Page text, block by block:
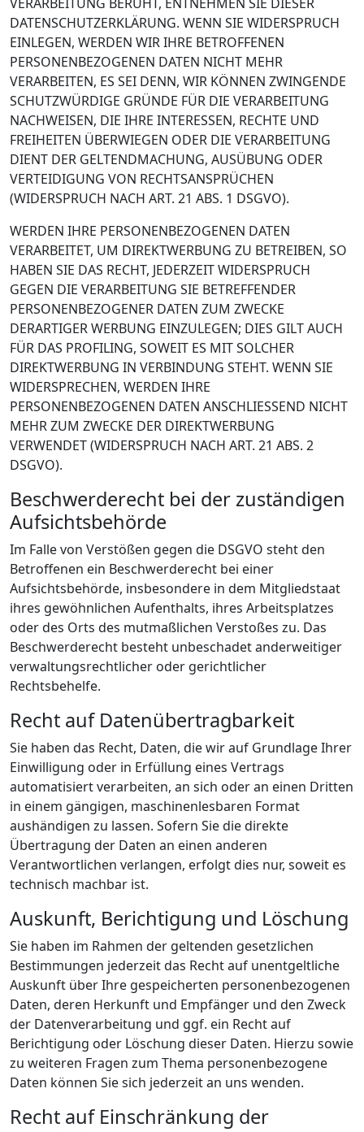
DATENSCHUTZERKLÄRUNG. WENN SIE WIDERSPRUCH
EINLEGEN, WERDEN WIR IHRE BETROFFENEN
PERSONENBEZOGENEN DATEN NICHT MEHR
VERARBEITEN, ES SEI DENN, WIR KÖNNEN ZWINGENDE
SCHUTZWÜRDIGE GRÜNDE FÜR DIE VERARBEITUNG
NACHWEISEN, DIE IHRE INTERESSEN, RECHTE UND
FREIHEITEN ÜBERWIEGEN ODER DIE VERARBEITUNG
DIENT DER GELTENDMACHUNG, AUSÜBUNG ODER
VERTEIDIGUNG VON RECHTSANSPRÜCHEN
(WIDERSPRUCH NACH ART. 21 ABS. 1 DSGVO).
WERDEN IHRE PERSONENBEZOGENEN DATEN
VERARBEITET, UM DIREKTWERBUNG ZU BETREIBEN, SO
HABEN SIE DAS RECHT, JEDERZEIT WIDERSPRUCH
GEGEN DIE VERARBEITUNG SIE BETREFFENDER
PERSONENBEZOGENER DATEN ZUM ZWECKE
DERARTIGER WERBUNG EINZULEGEN; DIES GILT AUCH
FÜR DAS PROFILING, SOWEIT ES MIT SOLCHER
DIREKTWERBUNG IN VERBINDUNG STEHT. WENN SIE
WIDERSPRECHEN, WERDEN IHRE
PERSONENBEZOGENEN DATEN ANSCHLIESSEND NICHT
MEHR ZUM ZWECKE DER DIREKTWERBUNG
VERWENDET (WIDERSPRUCH NACH ART. 21 ABS. 2
DSGVO).
Beschwerde­recht bei der zuständigen
Aufsichts­behörde
Im Falle von Verstößen gegen die DSGVO steht den
Betroffenen ein Beschwerderecht bei einer
Aufsichtsbehörde, insbesondere in dem Mitgliedstaat
ihres gewöhnlichen Aufenthalts, ihres Arbeitsplatzes
oder des Orts des mutmaßlichen Verstoßes zu. Das
Beschwerderecht besteht unbeschadet anderweitiger
verwaltungsrechtlicher oder gerichtlicher
Rechtsbehelfe.
Recht auf Daten­übertrag­barkeit
Sie haben das Recht, Daten, die wir auf Grundlage Ihrer
Einwilligung oder in Erfüllung eines Vertrags
automatisiert verarbeiten, an sich oder an einen Dritten
in einem gängigen, maschinenlesbaren Format
aushändigen zu lassen. Sofern Sie die direkte
Übertragung der Daten an einen anderen
Verantwortlichen verlangen, erfolgt dies nur, soweit es
technisch machbar ist.
Auskunft, Berichtigung und Löschung
Sie haben im Rahmen der geltenden gesetzlichen
Bestimmungen jederzeit das Recht auf unentgeltliche
Auskunft über Ihre gespeicherten personenbezogenen
Daten, deren Herkunft und Empfänger und den Zweck
der Datenverarbeitung und ggf. ein Recht auf
Berichtigung oder Löschung dieser Daten. Hierzu sowie
zu weiteren Fragen zum Thema personenbezogene
Daten können Sie sich jederzeit an uns wenden.
Recht auf Einschränkung der